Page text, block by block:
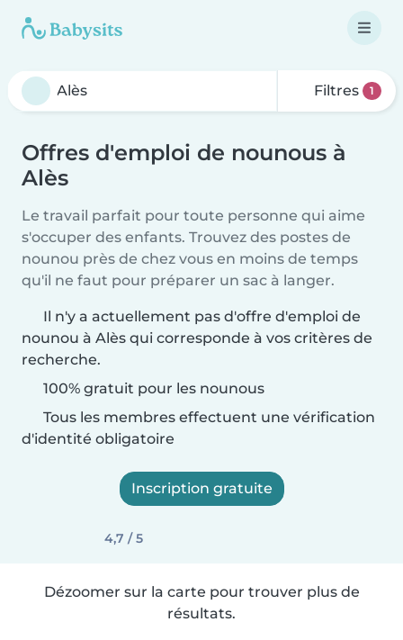
Filtres 1
Offres d'emploi de nounous à
Alès
Le travail parfait pour toute personne qui aime
s'occuper des enfants. Trouvez des postes de
nounou près de chez vous en moins de temps
qu'il ne faut pour préparer un sac à langer.
Il n'y a actuellement pas d'offre d'emploi de
nounou à Alès qui corresponde à vos critères de
recherche.
100% gratuit pour les nounous
Tous les membres effectuent une vérification
d'identité obligatoire
Inscription gratuite
4,7 / 5
Dézoomer sur la carte pour trouver plus de
résultats.